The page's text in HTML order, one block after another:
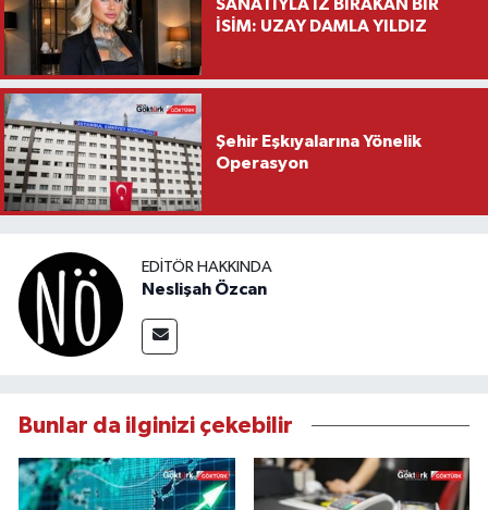
SANATIYLA İZ BIRAKAN BİR
İSİM: UZAY DAMLA YILDIZ
Şehir Eşkıyalarına Yönelik
Operasyon
EDITÖR HAKKINDA
Neslişah Özcan
Bunlar da ilginizi çekebilir